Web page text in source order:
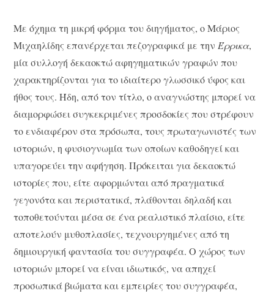
Με όχημα τη μικρή φόρμα του διηγήματος, ο Μάριος
Μιχαηλίδης επανέρχεται πεζογραφικά με την Έρρικα,
μία συλλογή δεκαοκτώ αφηγηματικών γραφών που
χαρακτηρίζονται για το ιδιαίτερο γλωσσικό ύφος και
ήθος τους. Ήδη, από τον τίτλο, ο αναγνώστης μπορεί να
διαμορφώσει συγκεκριμένες προσδοκίες που στρέφουν
το ενδιαφέρον στα πρόσωπα, τους πρωταγωνιστές των
ιστοριών, η φυσιογνωμία των οποίων καθοδηγεί και
υπαγορεύει την αφήγηση. Πρόκειται για δεκαοκτώ
ιστορίες που, είτε αφορμώνται από πραγματικά
γεγονότα και περιστατικά, πλάθονται δηλαδή και
τοποθετούνται μέσα σε ένα ρεαλιστικό πλαίσιο, είτε
αποτελούν μυθοπλασίες, τεχνουργημένες από τη
δημιουργική φαντασία του συγγραφέα. Ο χώρος των
ιστοριών μπορεί να είναι ιδιωτικός, να απηχεί
προσωπικά βιώματα και εμπειρίες του συγγραφέα,